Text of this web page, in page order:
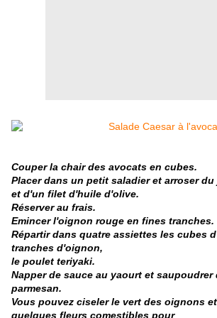
Couper la chair des avocats en cubes.
Placer dans un petit saladier et arroser
et d'un filet d'huile d'olive.
Réserver au frais.
Emincer l'oignon rouge en fines tranches.
Répartir dans quatre assiettes les cubes
tranches d'oignon,
le poulet teriyaki.
Napper de sauce au yaourt et saupoudrer
parmesan.
Vous pouvez ciseler le vert des oignons
quelques fleurs comestibles pour